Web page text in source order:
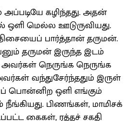
அப்படியே கழிந்தது. அதன்
ஒளி மெல்ல ஊடுருவியது.
பார்த்தான் தருமன்.
தருமன் இருந்த இடம்
நெருங்க நெருங்க
வந்துசேர்ந்ததும் இருள்
பொன்னிற ஒளி எங்கும்
நீங்கியது. பிணங்கள், மாமிசக்
கைகள், ரத்தச் சகதி